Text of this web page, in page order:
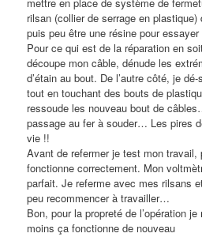
rilsan (collier de serrage en
puis peu être une résine pour
Pour ce qui est de la réparation en
découpe mon câble, dénude les
d’étain au bout. De l’autre côté, je
tout en touchant des bouts de
ressoude les nouveau bout de
passage au fer à souder… Les pires
vie !!
Avant de refermer je test mon travail,
fonctionne correctement. Mon
parfait. Je referme avec mes rilsans
peu recommencer à travailler…
Bon, pour la propreté de l’opération
moins ça fonctionne de nouveau